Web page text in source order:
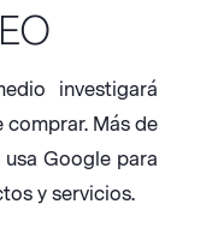
investigará
comprar. Más de
Google para
y servicios.